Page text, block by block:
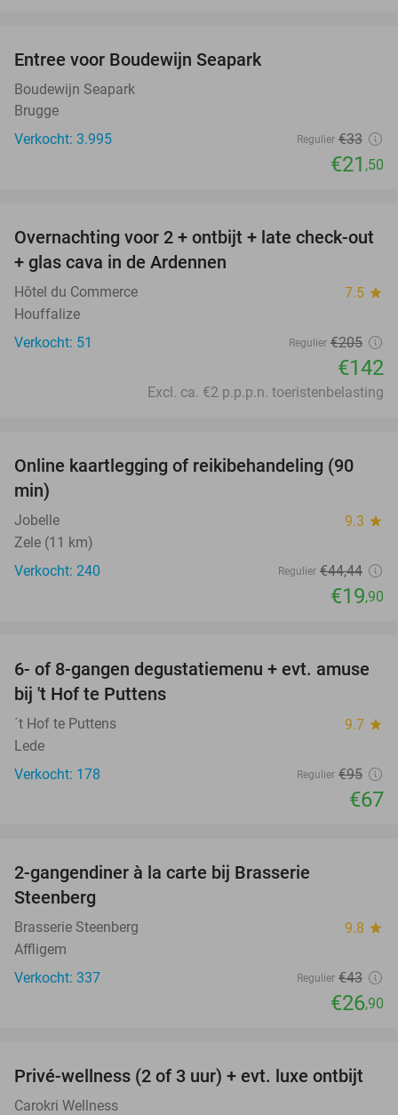
Entree voor Boudewijn Seapark
Boudewijn Seapark
Brugge
Verkocht: 3.995
Regulier €33
€21 ,50
31%
Overnachting voor 2 + ontbijt + late check-out
+ glas cava in de Ardennen
Hôtel du Commerce 7.5 star
Houffalize
Verkocht: 51
Regulier €205
€142
Excl. ca. €2 p.p.p.n. toeristenbelasting
55%
Online kaartlegging of reikibehandeling (90
min)
Jobelle 9.3 star
Zele (11 km)
Verkocht: 240
Regulier €44,44
€19,90
29%
6- of 8-gangen degustatiemenu + evt. amuse
bij 't Hof te Puttens
´t Hof te Puttens 9.7 star
Lede
Verkocht: 178
Regulier €95
€67
2-gangendiner à la carte bij Brasserie
Steenberg
Brasserie Steenberg 9.8 star
Affligem
Verkocht: 337
Regulier €43
€26,90
57%
Privé-wellness (2 of 3 uur) + evt. luxe ontbijt
Carokri Wellness